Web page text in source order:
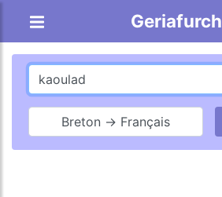
Geriafurch
Breton → Français